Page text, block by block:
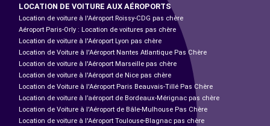
LOCATION DE VOITURE AUX AÉROPORTS
Location de voiture à l'Aéroport Roissy-CDG pas chère
Aéroport Paris-Orly : Location de voitures pas chère
Location de voiture à l'Aéroport Lyon pas chère
Location de Voiture à l'Aéroport Nantes Atlantique Pas Chère
Location de voiture à l'Aéroport Marseille pas chère
Location de voiture à l'Aéroport de Nice pas chère
Location de Voiture à l'Aéroport Paris Beauvais-Tillé Pas Chère
Location de voiture à l’aéroport de Bordeaux-Mérignac pas chère
Location de Voiture à l'Aéroport de Bâle-Mulhouse Pas Chère
Location de voiture à l'Aéroport Toulouse-Blagnac pas chère